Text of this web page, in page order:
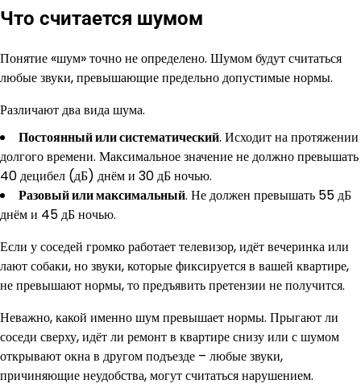
Что считается шумом
Понятие «шум» точно не определено. Шумом будут считаться
любые звуки, превышающие предельно допустимые нормы.
Различают два вида шума.
Постоянный или систематический. Исходит на протяжении
долгого времени. Максимальное значение не должно превышать
40 децибел (дБ) днём и 30 дБ ночью.
Разовый или максимальный. Не должен превышать 55 дБ
днём и 45 дБ ночью.
Если у соседей громко работает телевизор, идёт вечеринка или
лают собаки, но звуки, которые фиксируется в вашей квартире,
не превышают нормы, то предъявить претензии не получится.
Неважно, какой именно шум превышает нормы. Прыгают ли
соседи сверху, идёт ли ремонт в квартире снизу или с шумом
открывают окна в другом подъезде – любые звуки,
причиняющие неудобства, могут считаться нарушением.